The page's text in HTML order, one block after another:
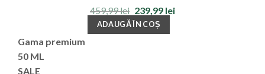
459,99lei Prețul
inițial
a
fost:
239,99 leiPrețul
ADAUGĂ ÎN COȘ
Gama premium
50 ML
SALE